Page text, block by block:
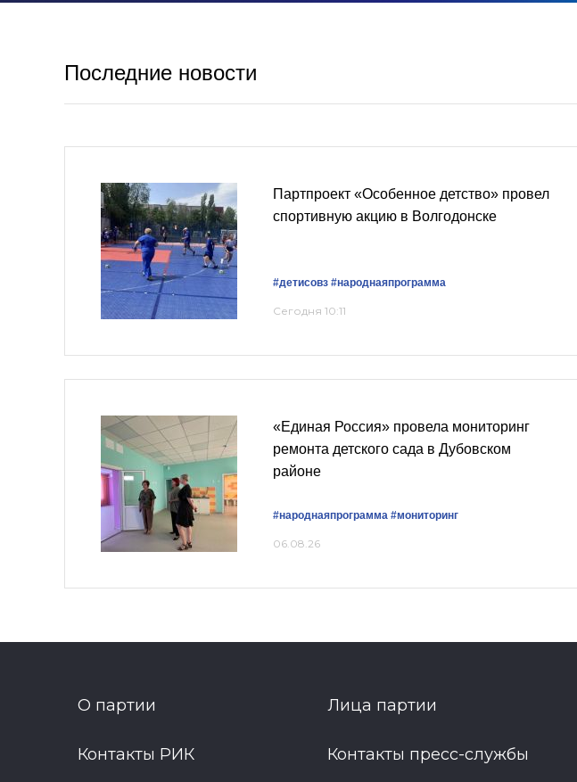
Последние новости
Партпроект «Особенное детство» провел
спортивную акцию в Волгодонске
#детисовз #народнаяпрограмма
Сегодня 10:11
«Единая Россия» провела мониторинг
ремонта детского сада в Дубовском
районе
#народнаяпрограмма #мониторинг
06.08.26
О партии Лица партии
Контакты РИК Контакты пресс-службы